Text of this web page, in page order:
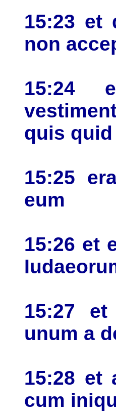
15:23 et
non
15:24
quis
15:25
eum
15:26 et
15:27
unum a
15:28 et
cum